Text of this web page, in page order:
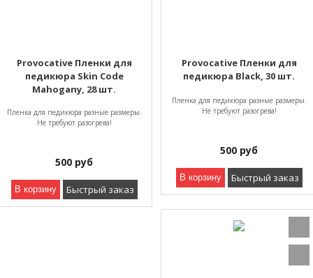
Provocative Пленки для
педикюра Skin Code
Mahogany, 28 шт.
Пленка для педикюра разные размеры.
Не требуют разогрева!
500 руб
В корзину Быстрый заказ
Provocative Пленки для
педикюра Black, 30 шт.
Пленка для педикюра разные размеры.
Не требуют разогрева!
500 руб
В корзину Быстрый заказ